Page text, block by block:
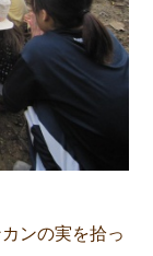
ンの実を拾っ